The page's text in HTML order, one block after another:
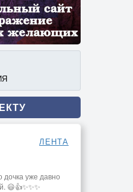
ЛЕНТА
дочка уже давно
😃👍✨✨✨